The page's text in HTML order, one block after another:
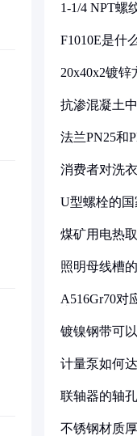
1-1/4 NPT螺
F1010E是什
20x40x2镀
抗渗混凝土
法兰PN25和
消费者对洗
U型螺栓的
煤矿用电热
照明母线槽
A516Gr70对
镀镍钢带可
计量泵如何
联轴器的轴
不锈钢材质